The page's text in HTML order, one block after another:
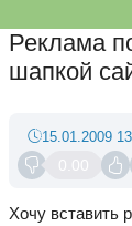
Реклама
шапкой
0.00
15.01.2009
Хочу вставить